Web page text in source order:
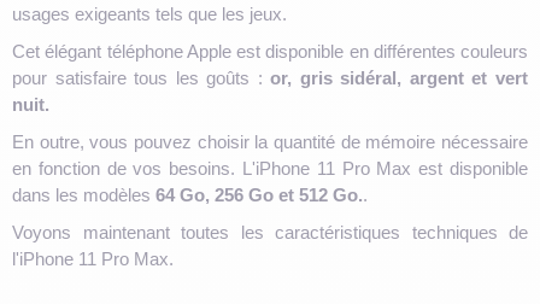
usages exigeants tels que les jeux.
Cet élégant téléphone Apple est disponible en différentes couleurs
pour satisfaire tous les goûts :or, gris sidéral, argent et vert
nuit.
En outre, vous pouvez choisir la quantité de mémoire nécessaire
en fonction de vos besoins. L'iPhone 11 Pro Max est disponible
dans les modèles 64 Go, 256 Go et 512 Go..
Voyons maintenant toutes les caractéristiques techniques de
l'iPhone 11 Pro Max.